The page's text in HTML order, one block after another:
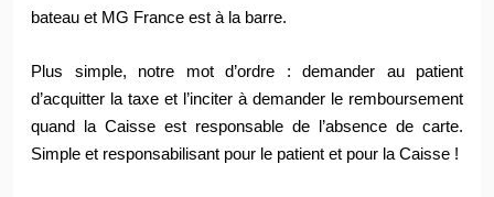
bateau et MG France est à la barre.
Plus simple, notre mot d’ordre : demander au patient
d’acquitter la taxe et l’inciter à demander le remboursement
quand la Caisse est responsable de l’absence de carte.
Simple et responsabilisant pour le patient et pour la Caisse !